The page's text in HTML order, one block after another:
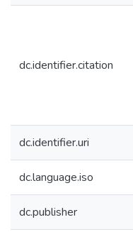
dc.identifier.citation
dc.identifier.uri
dc.language.iso
dc.publisher